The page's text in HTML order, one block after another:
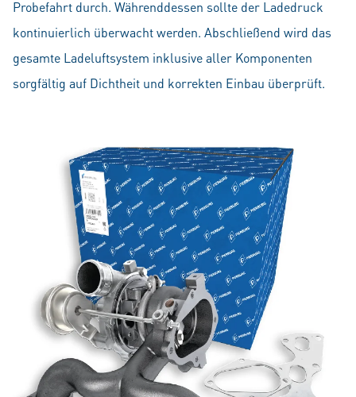
Probefahrt durch. Währenddessen sollte der Ladedruck
kontinuierlich überwacht werden. Abschließend wird das
gesamte Ladeluftsystem inklusive aller Komponenten
sorgfältig auf Dichtheit und korrekten Einbau überprüft.